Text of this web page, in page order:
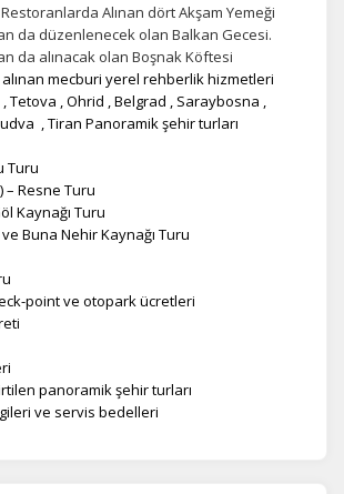
Alınan dört Akşam Yemeği
da düzenlenecek olan Balkan Gecesi.
da alınacak olan Boşnak Köftesi
mecburi yerel rehberlik hizmetleri
Tetova , Ohrid , Belgrad , Saraybosna ,
, Tiran Panoramik şehir turları
Turu
– Resne Turu
Kaynağı Turu
Buna Nehir Kaynağı Turu
point ve otopark ücretleri
panoramik şehir turları
ve servis bedelleri